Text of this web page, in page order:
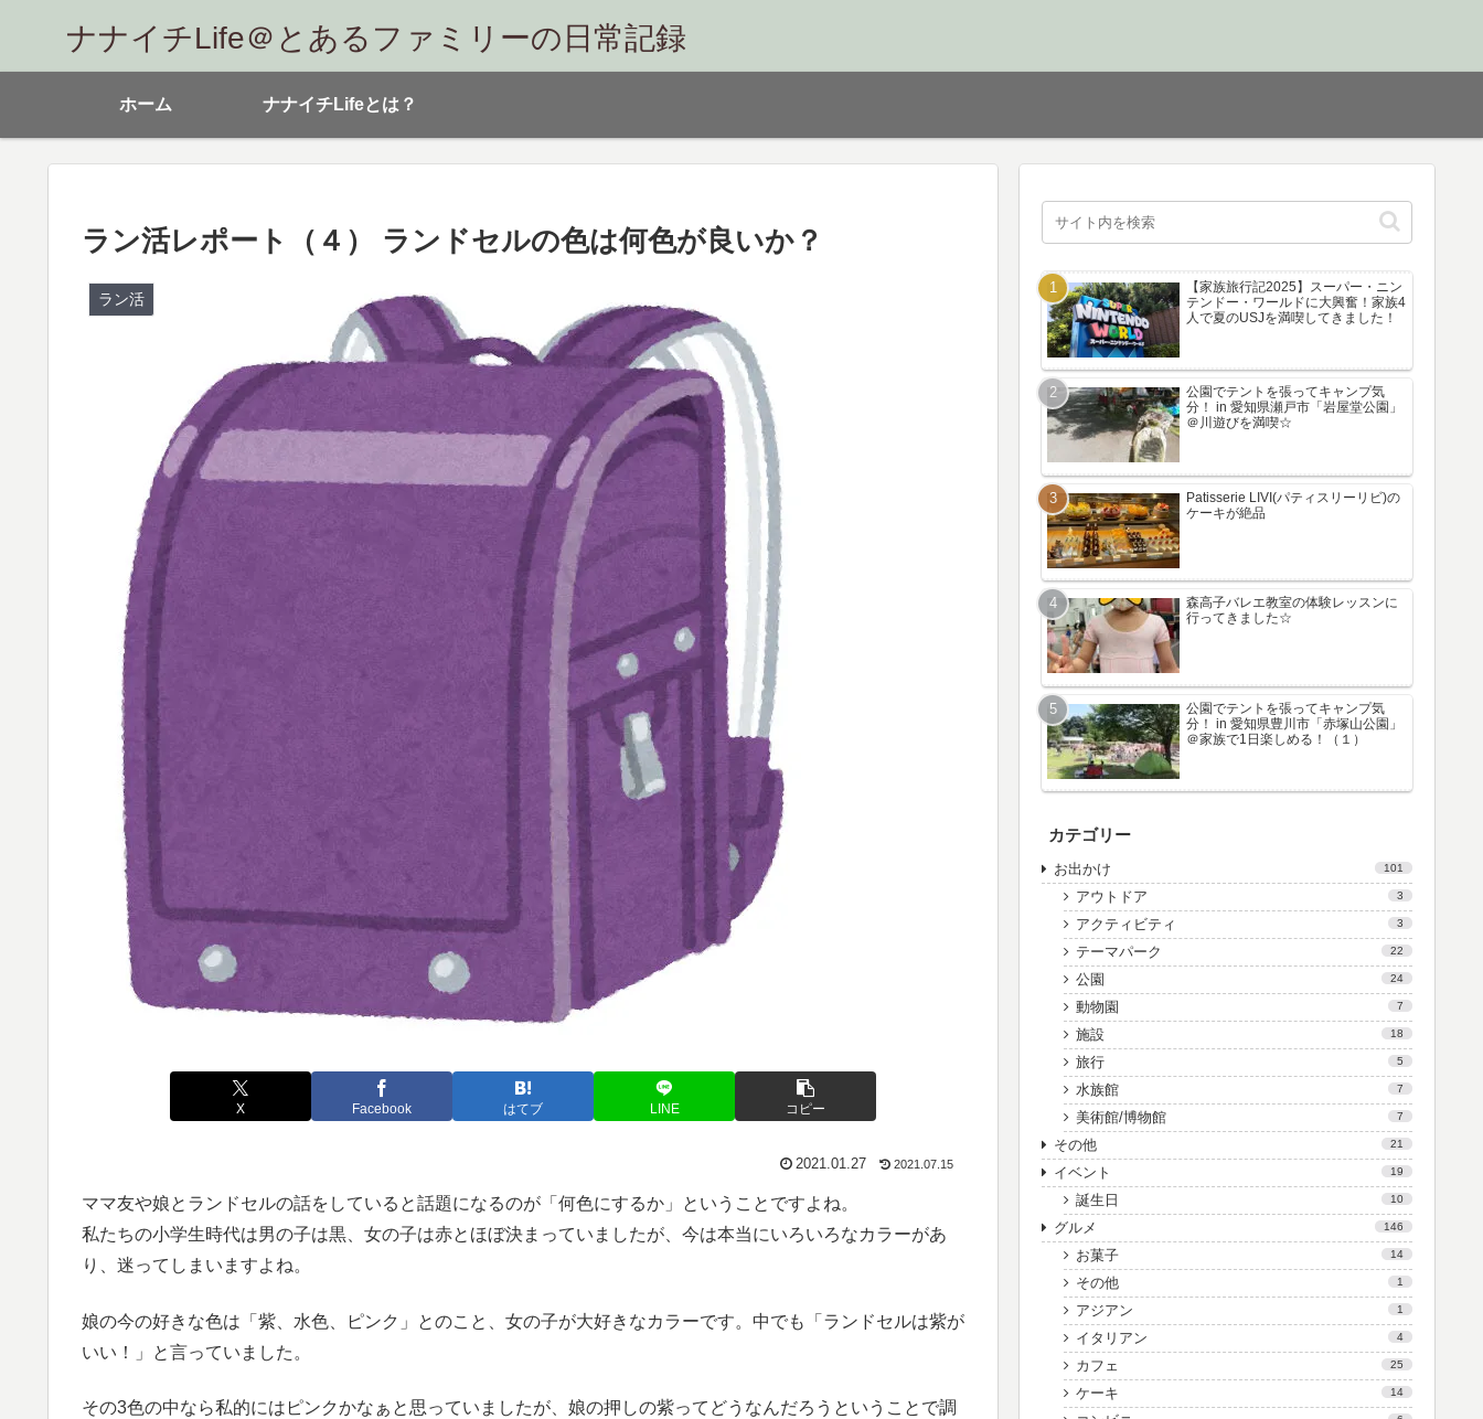
ナナイチLife＠とあるファミリーの日常記録
ホーム ナナイチLifeとは？
ラン活レポート（４） ランドセルの色は何色が良いか？
ラン活
X Facebook はてブ LINE コピー
2021.01.27 2021.07.15
ママ友や娘とランドセルの話をしていると話題になるのが「何色にするか」ということですよね。
私たちの小学生時代は男の子は黒、女の子は赤とほぼ決まっていましたが、今は本当にいろいろなカラーがあ
り、迷ってしまいますよね。
娘の今の好きな色は「紫、水色、ピンク」とのこと、女の子が大好きなカラーです。中でも「ランドセルは紫が
いい！」と言っていました。
その3色の中なら私的にはピンクかなぁと思っていましたが、娘の押しの紫ってどうなんだろうということで調
【家族旅行記2025】スーパー・ニン
テンドー・ワールドに大興奮！家族4
人で夏のUSJを満喫してきました！
公園でテントを張ってキャンプ気
分！ in 愛知県瀬戸市「岩屋堂公園」
＠川遊びを満喫☆
Patisserie LIVI(パティスリーリビ)の
ケーキが絶品
森高子バレエ教室の体験レッスンに
行ってきました☆
公園でテントを張ってキャンプ気
分！ in 愛知県豊川市「赤塚山公園」
＠家族で1日楽しめる！（１）
カテゴリー
お出かけ 101
アウトドア 3
アクティビティ 3
テーマパーク 22
公園 24
動物園 7
施設 18
旅行 5
水族館 7
美術館/博物館 7
その他 21
イベント 19
誕生日 10
グルメ 146
お菓子 14
その他 1
アジアン 1
イタリアン 4
カフェ 25
ケーキ 14